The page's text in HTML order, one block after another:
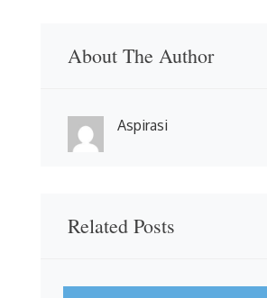
About The Author
Aspirasi
Related Posts